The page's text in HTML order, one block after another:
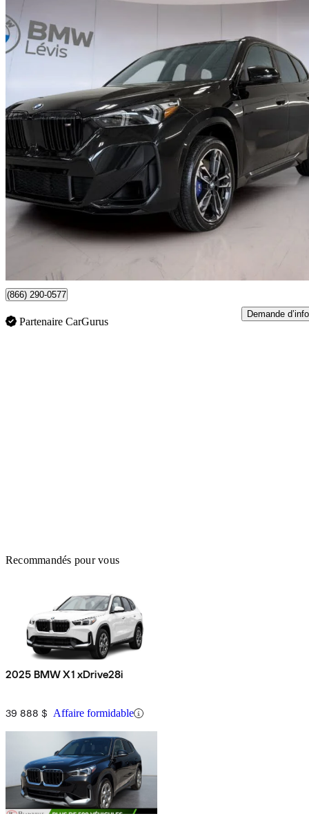
2024 BMW X1
M35i xDrive AWD 18 402 km
52 156 $ Affaire
915 $/mois env.
(866) 290-0577
Partenaire CarGurus
Demande d’info
Recommandés pour vous
2025 BMW X1 xDrive28i
39 888 $ Affaire formidable